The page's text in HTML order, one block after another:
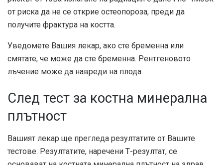
от риска да не се открие остеопороза, преди да
получите фрактура на костта.
Уведомете Вашия лекар, ако сте бременна или
смятате, че може да сте бременна. Рентгеновото
лъчение може да навреди на плода.
След тест за костна минерална
плътност
Вашият лекар ще прегледа резултатите от Вашите
тестове. Резултатите, наречени Т-резултат, се